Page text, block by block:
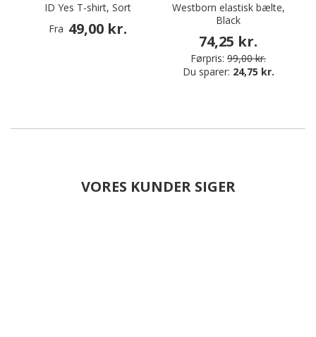
ID Yes T-shirt, Sort
Fra 49,00 kr.
Westborn elastisk bælte,
Black
74,25 kr.
Førpris: 99,00 kr.
Du sparer: 24,75 kr.
VORES KUNDER SIGER